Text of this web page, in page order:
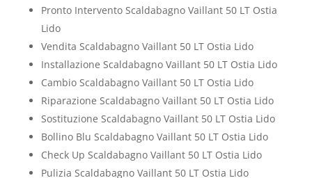
Pronto Intervento Scaldabagno Vaillant 50 LT Ostia
Lido
Vendita Scaldabagno Vaillant 50 LT Ostia Lido
Installazione Scaldabagno Vaillant 50 LT Ostia Lido
Cambio Scaldabagno Vaillant 50 LT Ostia Lido
Riparazione Scaldabagno Vaillant 50 LT Ostia Lido
Sostituzione Scaldabagno Vaillant 50 LT Ostia Lido
Bollino Blu Scaldabagno Vaillant 50 LT Ostia Lido
Check Up Scaldabagno Vaillant 50 LT Ostia Lido
Pulizia Scaldabagno Vaillant 50 LT Ostia Lido